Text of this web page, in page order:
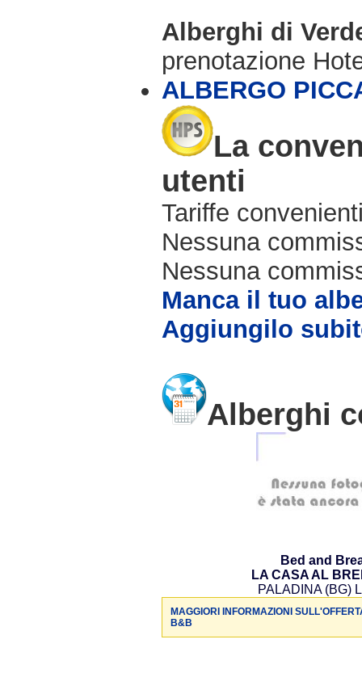
Alberghi di
prenotazione
ALBERGO
La
utenti
Tariffe
Nessuna
Nessuna
Manca il tuo
Aggiungilo
Alberghi
Bed and
LA CASA AL
PALADINA (BG)
MAGGIORI INFORMAZIONI
B&B